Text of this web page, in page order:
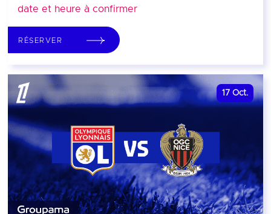
date et heure à confirmer
RÉSERVER
17 Oct.